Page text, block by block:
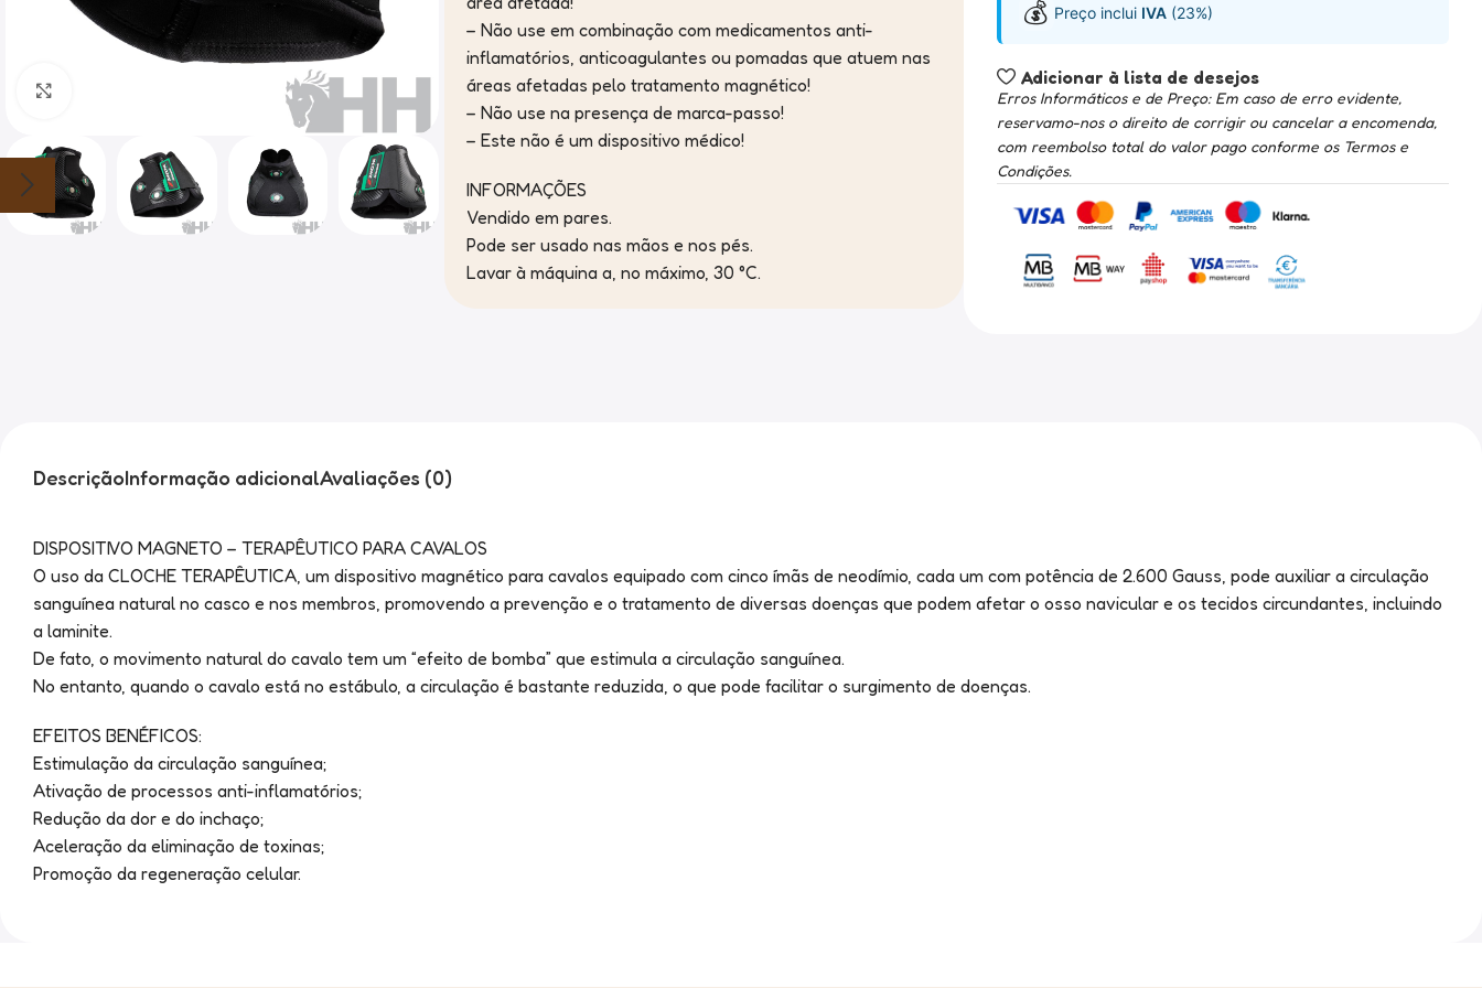
– Não use em combinação com medicamentos anti-
inflamatórios, anticoagulantes ou pomadas que atuem nas
áreas afetadas pelo tratamento magnético!
– Não use na presença de marca-passo!
– Este não é um dispositivo médico!
INFORMAÇÕES
Vendido em pares.
Pode ser usado nas mãos e nos pés.
Lavar à máquina a, no máximo, 30 °C.
💰 Preço inclui IVA(23%)
Adicionar à lista de desejos
Erros Informáticos e de Preço: Em caso de erro evidente,
reservamo-nos o direito de corrigir ou cancelar a encomenda,
com reembolso total do valor pago conforme os Termos e
Condições.
DescriçãoInformação adicionalAvaliações (0)
DISPOSITIVO MAGNETO – TERAPÊUTICO PARA CAVALOS
O uso da CLOCHE TERAPÊUTICA, um dispositivo magnético para cavalos equipado com cinco ímãs de neodímio, cada um com potência de 2.600 Gauss, pode auxiliar a circulação
sanguínea natural no casco e nos membros, promovendo a prevenção e o tratamento de diversas doenças que podem afetar o osso navicular e os tecidos circundantes, incluindo
a laminite.
De fato, o movimento natural do cavalo tem um “efeito de bomba” que estimula a circulação sanguínea.
No entanto, quando o cavalo está no estábulo, a circulação é bastante reduzida, o que pode facilitar o surgimento de doenças.
EFEITOS BENÉFICOS:
Estimulação da circulação sanguínea;
Ativação de processos anti-inflamatórios;
Redução da dor e do inchaço;
Aceleração da eliminação de toxinas;
Promoção da regeneração celular.